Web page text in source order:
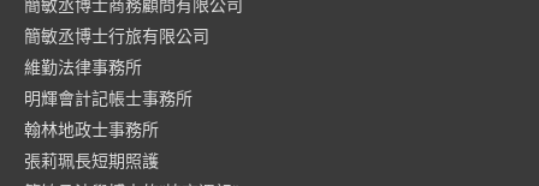
簡敏丞博士行旅有限公司
維勤法律事務所
明輝會計記帳士事務所
翰林地政士事務所
張莉珮長短期照護